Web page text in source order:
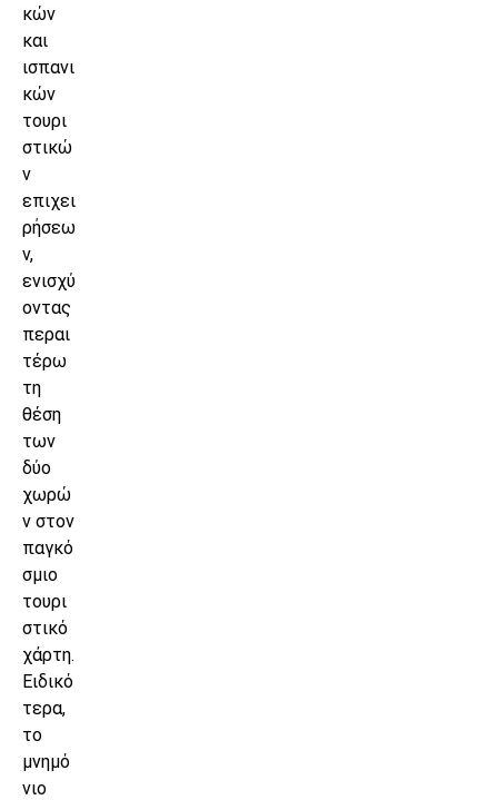
κών
και
ισπανι
κών
τουρι
στικώ
ν
επιχει
ρήσεω
ν,
ενισχύ
οντας
περαι
τέρω
τη
θέση
των
δύο
χωρώ
ν στον
παγκό
σμιο
τουρι
στικό
χάρτη.
Ειδικό
τερα,
το
μνημό
νιο